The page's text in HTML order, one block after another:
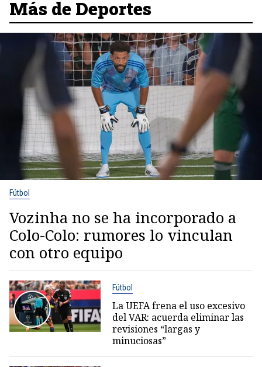
Más de Deportes
Fútbol
Vozinha no se ha incorporado a
Colo-Colo: rumores lo vinculan
con otro equipo
Fútbol
La UEFA frena el uso excesivo
del VAR: acuerda eliminar las
revisiones “largas y
minuciosas”